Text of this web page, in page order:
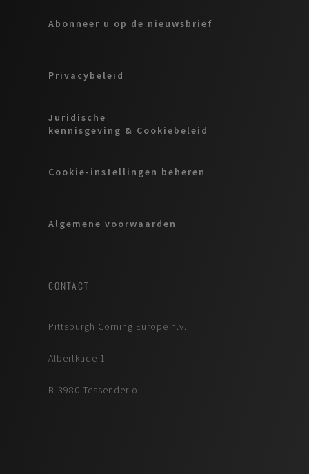
Abonneer u op de nieuwsbrief
Privacybeleid
Juridische
kennisgeving & Cookiebeleid
Cookie-instellingen beheren
Algemene voorwaarden
CONTACT
Pittsburgh Corning Europe n.v.
Albertkade 1
B-3980 Tessenderlo